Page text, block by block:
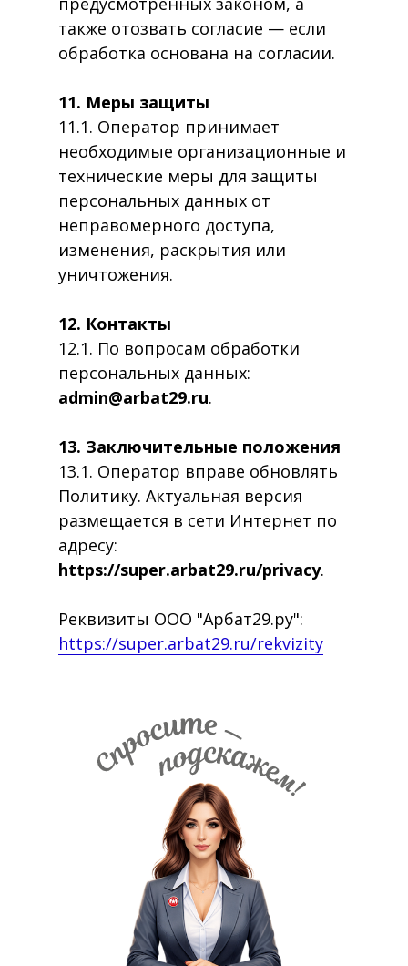
также отозвать согласие — если
обработка основана на согласии.
11. Меры защиты
11.1. Оператор принимает
необходимые организационные и
технические меры для защиты
персональных данных от
неправомерного доступа,
изменения, раскрытия или
уничтожения.
12. Контакты
12.1. По вопросам обработки
персональных данных:
admin@arbat29.ru.
13. Заключительные положения
13.1. Оператор вправе обновлять
Политику. Актуальная версия
размещается в сети Интернет по
адресу:
https://super.arbat29.ru/privacy.
Реквизиты ООО "Арбат29.ру":
https://super.arbat29.ru/rekvizity